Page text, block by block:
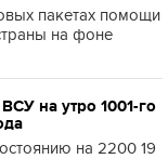
пакетах помощи
на фоне
на утро 1001-го
на 2200 19